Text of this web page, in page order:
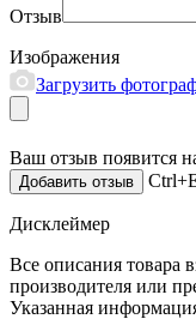
Отзыв
Изображения
Загрузить
Ваш отзыв появится
Дисклеймер
Все описания товара
производителя или
Указанная